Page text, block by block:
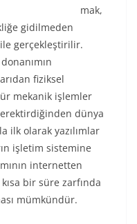
mak,
gidilmeden
ile gerçekleştirilir.
fiziksel
mekanik işlemler
dünya
ilk olarak yazılımlar
işletim sistemine
internetten
bir süre zarfında
mümkündür.